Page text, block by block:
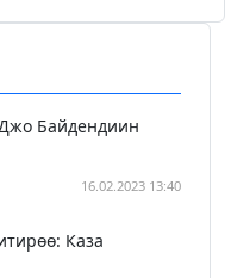
Байдендиин
16.02.2023 13:40
Каза